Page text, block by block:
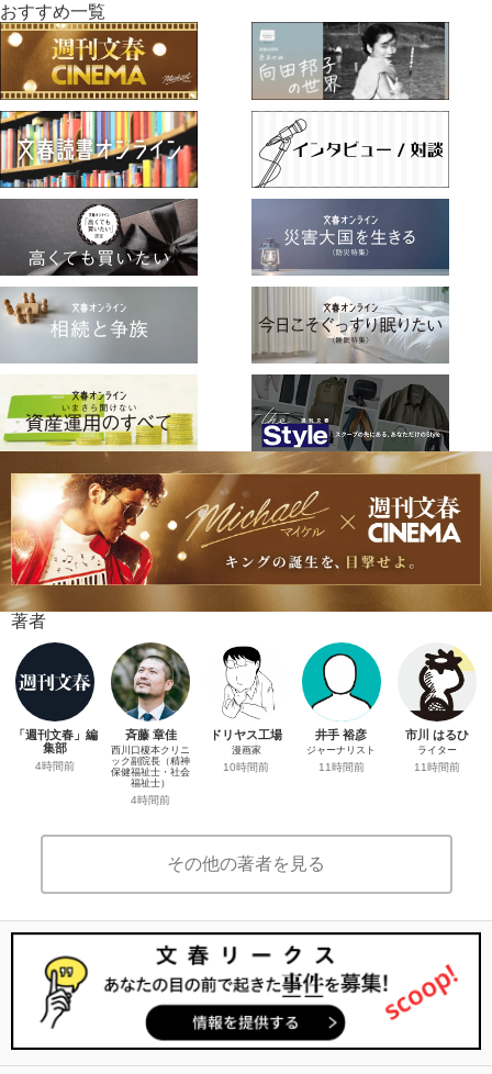
おすすめ一覧
著者
「週刊文春」編
集部
4時間前
斉藤 章佳
西川口榎本クリニ
ック副院長（精神
保健福祉士・社会
福祉士）
4時間前
ドリヤス工場
漫画家
10時間前
井手 裕彦
ジャーナリスト
11時間前
市川 はるひ
ライター
11時間前
その他の著者を見る